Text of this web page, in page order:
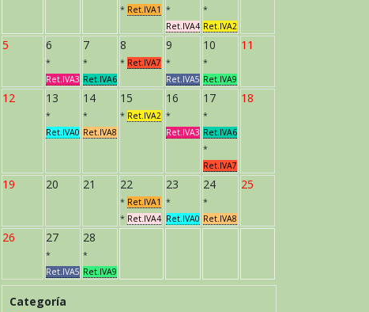
* Ret.IVA1 *
Ret.IVA4
*
Ret.IVA2
5 6
*
Ret.IVA3
7
*
Ret.IVA6
8
* Ret.IVA7
9
*
Ret.IVA5
10
*
Ret.IVA9
11
12 13
*
Ret.IVA0
14
*
Ret.IVA8
15
* Ret.IVA2
16
*
Ret.IVA3
17
*
Ret.IVA6
*
Ret.IVA7
18
19 20 21 22
* Ret.IVA1
* Ret.IVA4
23
*
Ret.IVA0
24
*
Ret.IVA8
25
26 27
*
Ret.IVA5
28
*
Ret.IVA9
Categoría